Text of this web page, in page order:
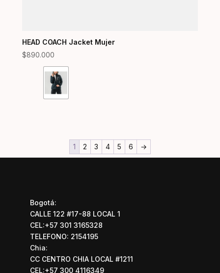
HEAD COACH Jacket Mujer
$890.000
1 2 3 4 5 6 →
Bogotá:
CALLE 122 #17-88 LOCAL 1
CEL:+57 301 3165328
TELEFONO: 2154195
Chia:
CC CENTRO CHIA LOCAL #1211
CEL:+57 300 4116349